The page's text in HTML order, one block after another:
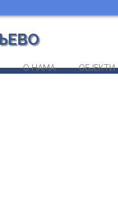
О НАМА ОБЈЕКТИ